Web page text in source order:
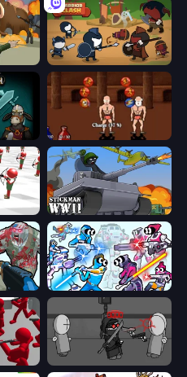
Warrior Clash
Swords and Sandals 2
Stickman Simulator: Final Battle Stickman WW2
Space Wars Battleground
Battle Simulator: Counter Stickman Madness Project Nexus